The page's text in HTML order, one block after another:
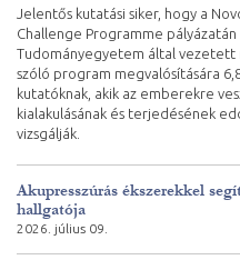
Jelentős kutatási siker, hogy a
Challenge Programme
Tudományegyetem által vezetett
szóló program megvalósítására
kutatóknak, akik az emberekre
kialakulásának és terjedésének
vizsgálják.
Akupresszúrás ékszerekkel
hallgatója
2026. július 09.